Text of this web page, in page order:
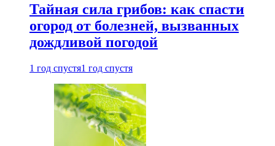
Тайная сила грибов: как спасти
огород от болезней, вызванных
дождливой погодой
1 год спустя1 год спустя